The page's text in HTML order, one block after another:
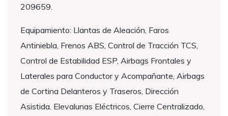
209659.
Equipamiento: Llantas de Aleación, Faros
Antiniebla, Frenos ABS, Control de Tracción TCS,
Control de Estabilidad ESP, Airbags Frontales y
Laterales para Conductor y Acompañante, Airbags
de Cortina Delanteros y Traseros, Dirección
Asistida. Elevalunas Eléctricos, Cierre Centralizado,